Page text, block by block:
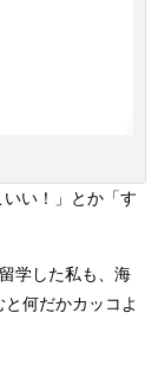
い！」とか「す
学した私も、海
何だかカッコよ